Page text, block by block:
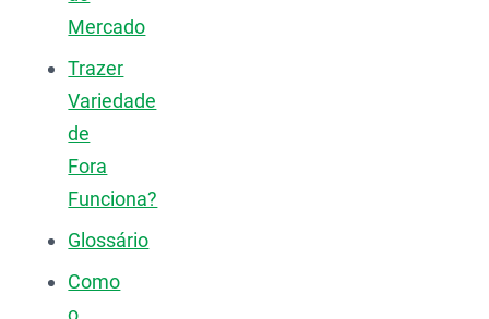
Mercado
Trazer
Variedade
de
Fora
Funciona?
Glossário
Como
o